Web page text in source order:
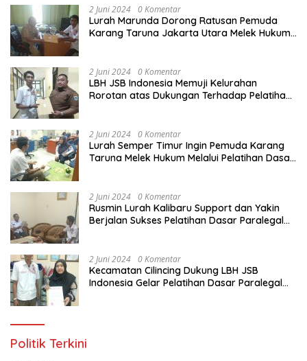
2 Juni 2024 0 Komentar
Lurah Marunda Dorong Ratusan Pemuda
Karang Taruna Jakarta Utara Melek Hukum
2 Juni 2024 0 Komentar
LBH JSB Indonesia Memuji Kelurahan
Rorotan atas Dukungan Terhadap Pelatihan
2 Juni 2024 0 Komentar
Lurah Semper Timur Ingin Pemuda Karang
Taruna Melek Hukum Melalui Pelatihan Dasar
2 Juni 2024 0 Komentar
Rusmin Lurah Kalibaru Support dan Yakin
Berjalan Sukses Pelatihan Dasar Paralegal
2 Juni 2024 0 Komentar
Kecamatan Cilincing Dukung LBH JSB
Indonesia Gelar Pelatihan Dasar Paralegal
Politik Terkini